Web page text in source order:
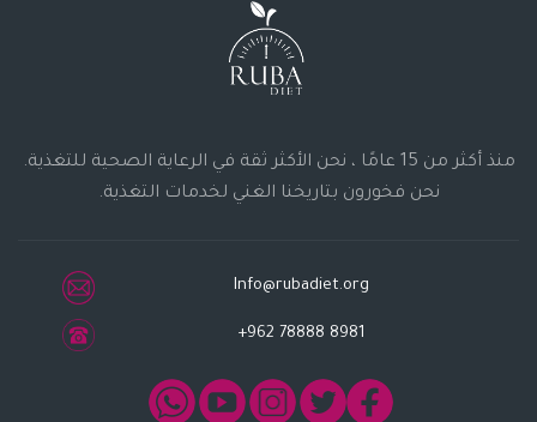
منذ أكثر من 15 عامًا ، نحن الأكثر ثقة في الرعاية الصحية للتغذية.
نحن فخورون بتاريخنا الغني لخدمات التغذية.
Info@rubadiet.org
+962 78888 8981